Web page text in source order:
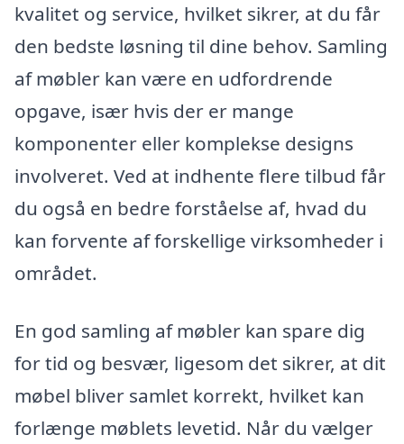
kvalitet og service, hvilket sikrer, at du får
den bedste løsning til dine behov. Samling
af møbler kan være en udfordrende
opgave, især hvis der er mange
komponenter eller komplekse designs
involveret. Ved at indhente flere tilbud får
du også en bedre forståelse af, hvad du
kan forvente af forskellige virksomheder i
området.
En god samling af møbler kan spare dig
for tid og besvær, ligesom det sikrer, at dit
møbel bliver samlet korrekt, hvilket kan
forlænge møblets levetid. Når du vælger